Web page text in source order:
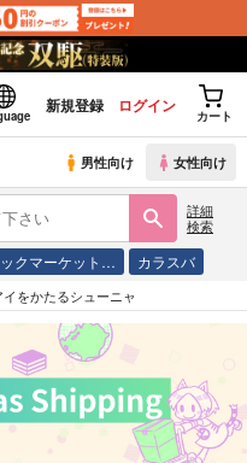
新規登録 ログイン
カート
男性向け 女性向け
詳細
検索
クマーケット… カラスバ
イをかたるシューニャ